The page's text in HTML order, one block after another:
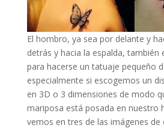
El hombro, ya sea por delante y
detrás y hacia la espalda, también
para hacerse un tatuaje pequeño
especialmente si escogemos un
en 3D o 3 dimensiones de modo
mariposa está posada en nuestro
vemos en tres de las imágenes de